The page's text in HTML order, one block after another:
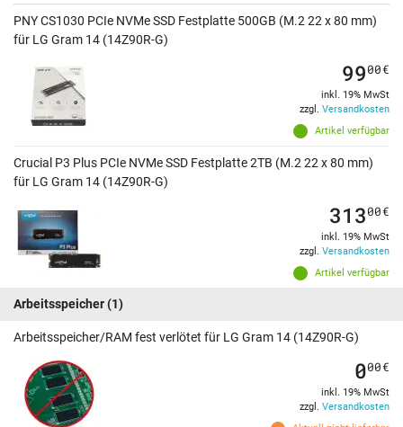
PNY CS1030 PCIe NVMe SSD Festplatte 500GB (M.2 22 x 80 mm)
für LG Gram 14 (14Z90R-G)
Artikel verfügbar
9900€
inkl. 19% MwSt
zzgl. Versandkosten
Crucial P3 Plus PCIe NVMe SSD Festplatte 2TB (M.2 22 x 80 mm)
für LG Gram 14 (14Z90R-G)
Artikel verfügbar
31300€
inkl. 19% MwSt
zzgl. Versandkosten
Arbeitsspeicher(1)
Arbeitsspeicher/RAM fest verlötet für LG Gram 14 (14Z90R-G)
000€
inkl. 19% MwSt
zzgl. Versandkosten